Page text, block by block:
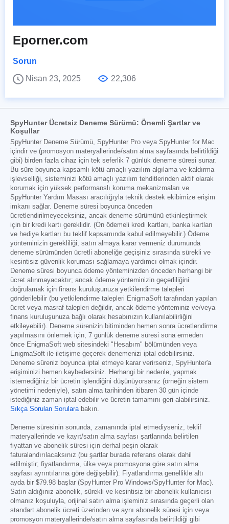
Eporner.com
Sorun
Nisan 23, 2025
22,306
SpyHunter Ücretsiz Deneme Sürümü: Önemli Şartlar ve
Koşullar
SpyHunter Deneme Sürümü, SpyHunter Pro veya SpyHunter for Mac
içindir ve (promosyon materyallerinde/satın alma sayfasında belirtildiği
gibi) birden fazla cihaz için tek seferlik 7 günlük deneme süresi sunar.
Bu süre boyunca kapsamlı kötü amaçlı yazılım algılama ve kaldırma
işlevselliği, sisteminizi kötü amaçlı yazılım tehditlerinden aktif olarak
korumak için yüksek performanslı koruma mekanizmaları ve
SpyHunter Yardım Masası aracılığıyla teknik destek ekibimize erişim
imkanı sağlar. Deneme süresi boyunca önceden
ücretlendirilmeyeceksiniz, ancak deneme sürümünü etkinleştirmek
için bir kredi kartı gereklidir. (Ön ödemeli kredi kartları, banka kartları
ve hediye kartları bu teklif kapsamında kabul edilmeyebilir.) Ödeme
yönteminizin gerekliliği, satın almaya karar vermeniz durumunda
deneme sürümünden ücretli aboneliğe geçişiniz sırasında sürekli ve
kesintisiz güvenlik koruması sağlamaya yardımcı olmak içindir.
Deneme süresi boyunca ödeme yönteminizden önceden herhangi bir
ücret alınmayacaktır; ancak ödeme yönteminizin geçerliliğini
doğrulamak için finans kuruluşunuza yetkilendirme talepleri
gönderilebilir (bu yetkilendirme talepleri EnigmaSoft tarafından yapılan
ücret veya masraf talepleri değildir, ancak ödeme yönteminiz ve/veya
finans kuruluşunuza bağlı olarak hesabınızın kullanılabilirliğini
etkileyebilir). Deneme sürenizin bitiminden hemen sonra ücretlendirme
yapılmasını önlemek için, 7 günlük deneme süresi sona ermeden
önce EnigmaSoft web sitesindeki "Hesabım" bölümünden veya
EnigmaSoft ile iletişime geçerek denemenizi iptal edebilirsiniz.
Deneme süreniz boyunca iptal etmeye karar verirseniz, SpyHunter'a
erişiminizi hemen kaybedersiniz. Herhangi bir nedenle, yapmak
istemediğiniz bir ücretin işlendiğini düşünüyorsanız (örneğin sistem
yönetimi nedeniyle), satın alma tarihinden itibaren 30 gün içinde
istediğiniz zaman iptal edebilir ve ücretin tamamını geri alabilirsiniz.
Sıkça Sorulan Sorulara bakın.
Deneme süresinin sonunda, zamanında iptal etmediyseniz, teklif
materyallerinde ve kayıt/satın alma sayfası şartlarında belirtilen
fiyattan ve abonelik süresi için derhal peşin olarak
faturalandırılacaksınız (bu şartlar burada referans olarak dahil
edilmiştir; fiyatlandırma, ülke veya promosyona göre satın alma
sayfası ayrıntılarına göre değişebilir). Fiyatlandırma genellikle altı
ayda bir $79.98 başlar (SpyHunter Pro Windows/SpyHunter for Mac).
Satın aldığınız abonelik, sürekli ve kesintisiz bir abonelik kullanıcısı
olmanız koşuluyla, orijinal satın alma işleminiz sırasında geçerli olan
standart abonelik ücreti üzerinden ve aynı abonelik süresi için veya
promosyon materyallerinde/satın alma sayfasında belirtildiği gibi